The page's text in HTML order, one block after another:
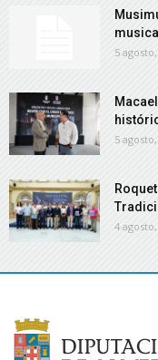
5
5
4